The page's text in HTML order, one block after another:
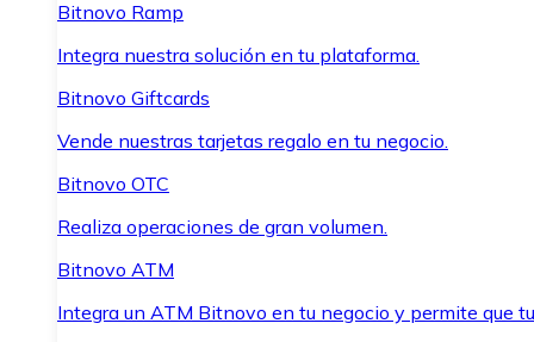
Bitnovo Ramp
Integra nuestra solución en tu plataforma.
Bitnovo Giftcards
Vende nuestras tarjetas regalo en tu negocio.
Bitnovo OTC
Realiza operaciones de gran volumen.
Bitnovo ATM
Integra un ATM Bitnovo en tu negocio y permite que